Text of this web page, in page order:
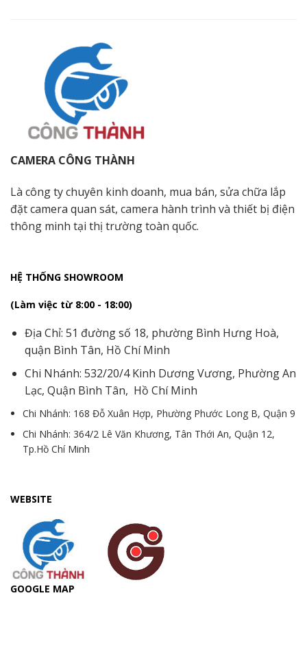
CAMERA CÔNG THÀNH
Là công ty chuyên kinh doanh, mua bán, sửa chữa lắp
đặt camera quan sát, camera hành trình và thiết bị điện
thông minh tại thị trường toàn quốc.
HỆ THỐNG SHOWROOM
(Làm việc từ 8:00 - 18:00)
Địa Chỉ: 51 đường số 18, phường Bình Hưng Hoà,
quận Bình Tân, Hồ Chí Minh
Chi Nhánh: 532/20/4 Kinh Dương Vương, Phường An
Lạc, Quận Bình Tân, Hồ Chí Minh
Chi Nhánh: 168 Đỗ Xuân Hợp, Phường Phước Long B, Quận 9
Chi Nhánh: 364/2 Lê Văn Khương, Tân Thới An, Quận 12,
Tp.Hồ Chí Minh
WEBSITE
GOOGLE MAP